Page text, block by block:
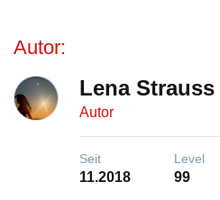
Autor:
Lena Strauss
Autor
Seit
11.2018
Level
99